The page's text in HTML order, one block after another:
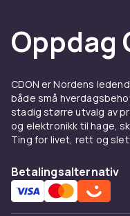
Til nyttårsaften er
tallballonger
dekorasjoner.
øyeblikksbilder et
Kombiner med
Tematiske
Oppdag
CDON er Nordens
både små
stadig større utvalg av
og elektronikk til hage,
Ting for livet, rett og
Betalingsalternativ